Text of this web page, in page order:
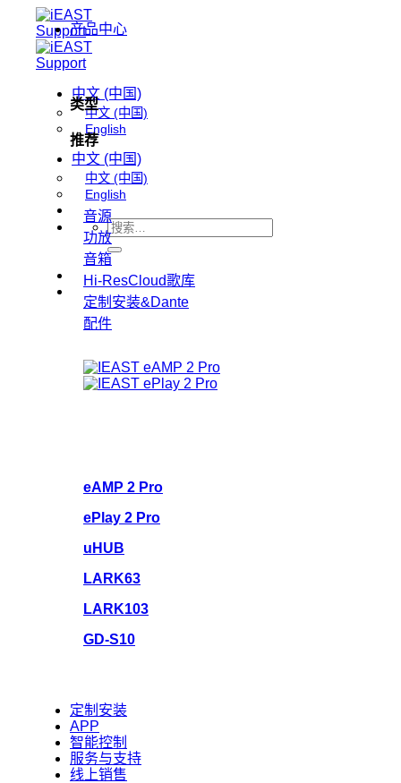
中文 (中国)
中文 (中国)
English
中文 (中国)
中文 (中国)
English
搜
索：
产品中心
类型
推荐
音源
功放
音箱
Hi-ResCloud歌库
定制安装&Dante
配件
eAMP 2 Pro
ePlay 2 Pro
uHUB
LARK63
LARK103
GD-S10
定制安装
APP
智能控制
服务与支持
线上销售